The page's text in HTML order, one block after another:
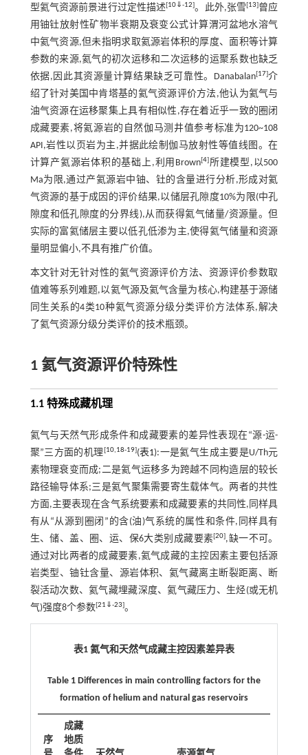
型氦气资源前景进行过定性描述[10⇓-12]。此外,张雪[13]曾应
用铀钍放射性矿物半衰期及衰变公式计算渭河盆地水溶气
中氦气资源,但未指明求取氦源岩体积的厚度、面积等计算
参数的来源,氦气的初次运移和二次运移的运聚系数也缺乏
依据,因此其资源量计算结果缺乏可靠性。Danabalan[17]介
绍了针对美国中肯塔基的氦气资源评价方法,他认为氦气与
油气资源在运移聚集上具有相似性,存在着近乎一致的圈闭
成藏要素,将氦源岩的自然伽马测井值参考标准为120~108
API,岩性以页岩为主,并据此绘制伽马放射性等值线图。在
计算产氦源岩体积的基础上,利用Brown[4]所建模型,以500
Ma为限,通过产氦源岩中铀、钍的含量进行分析,形成对氦
气资源的基于成因的评价结果,以储层孔隙度10%为限(中孔
隙度和低孔隙度的分界线),从而获得氦气储量/资源量。但
实际的富氦储层主要以低孔低渗为主,使得氦气储量和资源
量明显偏小,不具有推广价值。
本文针对无针对性的氦气资源评价方法、资源评价参数取
值难等系列难题,以氦气源及氦气含量为核心,构建基于源储
同生关系的4类10种氦气资源分级分类评价方法体系,解决
了氦气资源分级分类评价的技术瓶颈。
1 氦气资源评价特殊性
1.1 特殊成藏机理
氦气与天然气形成条件和成藏要素的差异性表现在“源-运-
聚”三方面的机理[10,18-19](表1):一是氦气生成主要是U/Th元
素物理衰变而成;二是氦气运移多为跨越不同构造层的较长
路径输导体系;三是氦气聚集需要寄生载体气。两者的共性
方面,主要表现在含气系统要素和成藏要素的共同性,同样具
有从“从源到圈闭”的含(油)气系统的属性和条件,同样具有
生、储、盖、圈、运、保6大类别成藏要素[20],缺一不可。
通过对比两者的成藏要素,氦气成藏的主控因素主要包括源
岩类型、铀钍含量、源岩体积、氦气藏离主断裂距离、断
裂活动次数、氦气藏埋藏深度、氦气藏压力、生烃(或无机
气)强度8个参数[21 ⇓-23]。
表1 氦气和天然气成藏主控因素差异表
Table 1 Differences in main controlling factors for the
formation of helium and natural gas reservoirs
序
成藏
地质